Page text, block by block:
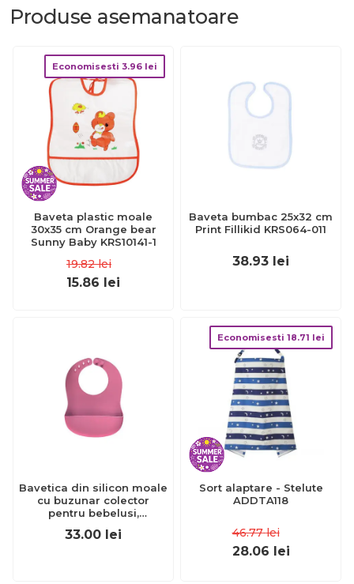
Produse asemanatoare
Economisesti 3.96 lei
Baveta plastic moale
30x35 cm Orange bear
Sunny Baby KRS10141-1
19.82 lei
15.86 lei
Baveta bumbac 25x32 cm
Print Fillikid KRS064-011
38.93 lei
Bavetica din silicon moale
cu buzunar colector
pentru bebelusi,
antibacteriana, reglabila,
roz, Reer Eat`n Tidy 25044
33.00 lei
Economisesti 18.71 lei
Sort alaptare - Stelute
ADDTA118
46.77 lei
28.06 lei